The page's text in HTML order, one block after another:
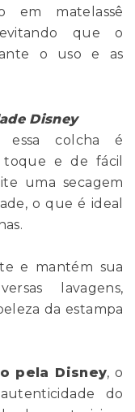
em matelassê
que o
o uso e as
Disney
essa colcha é
toque e de fácil
uma secagem
o que é ideal
e mantém sua
lavagens,
da estampa
pela Disney, o
do